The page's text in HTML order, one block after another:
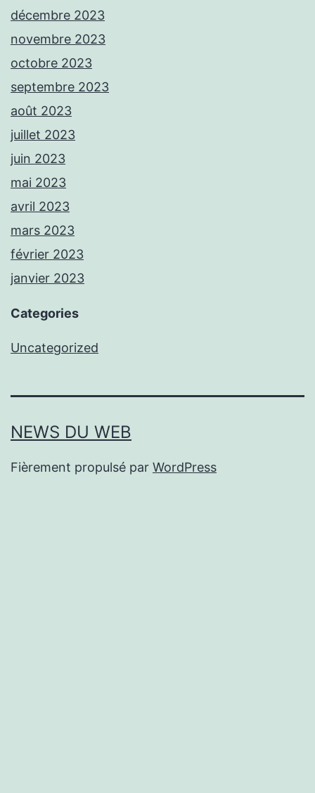
décembre 2023
novembre 2023
octobre 2023
septembre 2023
août 2023
juillet 2023
juin 2023
mai 2023
avril 2023
mars 2023
février 2023
janvier 2023
Categories
Uncategorized
NEWS DU WEB
Fièrement propulsé par WordPress